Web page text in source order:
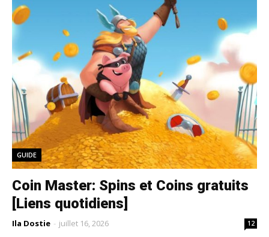
GUIDE
Coin Master: Spins et Coins gratuits
[Liens quotidiens]
Ila Dostie - juillet 16, 2026 12